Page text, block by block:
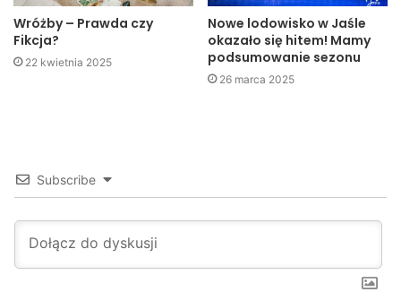
25 m stylem dowolnym
chłopcy
dziewczęta
1. Klaudia Pakuła SP2
2. Wiktoria Owsiak SP6
3. Kamila Kuchta SP1
Wróżby – Prawda czy
Fikcja?
22 kwietnia 2025
Nowe lodowisko w Jaśle
okazało się hitem! Mamy
podsumowanie sezonu
26 marca 2025
Subscribe